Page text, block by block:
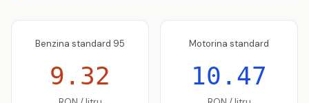
Benzina standard 95
9.32
Motorina standard
10.47